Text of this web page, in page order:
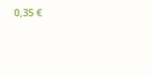
0,35